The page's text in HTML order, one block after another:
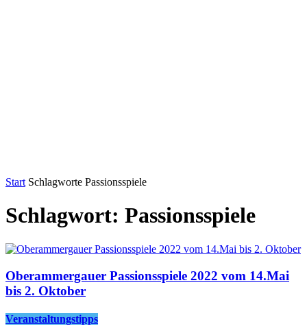
Start Schlagworte Passionsspiele
Schlagwort: Passionsspiele
Oberammergauer Passionsspiele 2022 vom 14.Mai
bis 2. Oktober
Veranstaltungstipps